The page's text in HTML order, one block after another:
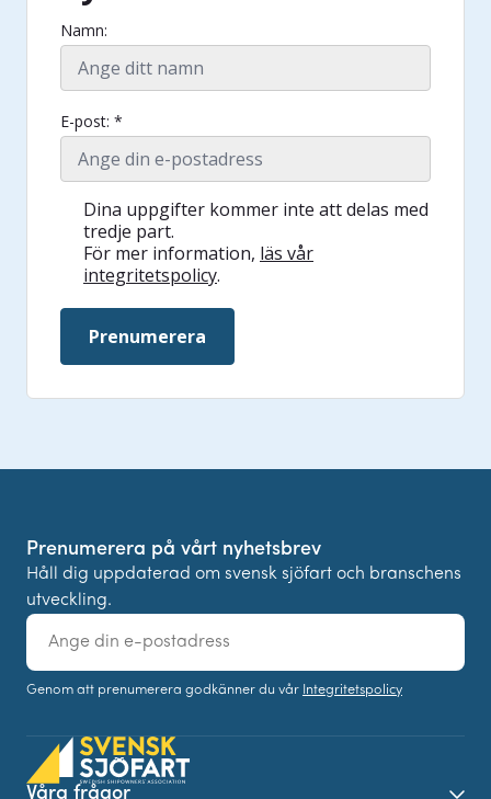
Namn:
E-post: *
Dina uppgifter kommer inte att delas med
tredje part.
För mer information, läs vår
integritetspolicy.
Prenumerera
Prenumerera på vårt nyhetsbrev
Håll dig uppdaterad om svensk sjöfart och branschens
utveckling.
E-
post
Genom att prenumerera godkänner du vår Integritetspolicy
Våra frågor